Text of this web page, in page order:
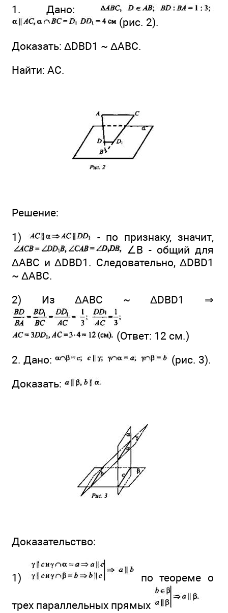
1. Дано:
(рис. 2).
Доказать: ΔDBD1 ~ ΔABC.
Найти: AC.
Решение:
1)
- по признаку, значит,
∠B - общий для
ΔАВС и ΔDBD1. Следовательно, ΔDBD1
~ ΔАВС.
2) Из ΔABC ~ ΔDBD1 ⇒
(Ответ: 12 см.)
2. Дано:
(рис. 3).
Доказать:
Доказательство:
1) по теореме о
трех параллельных прямых